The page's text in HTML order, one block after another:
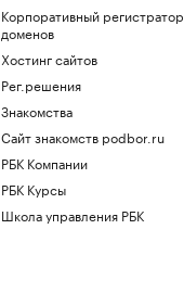
Корпоративный регистратор
доменов
Хостинг сайтов
Рег.решения
Знакомства
Сайт знакомств podbor.ru
РБК Компании
РБК Курсы
Школа управления РБК